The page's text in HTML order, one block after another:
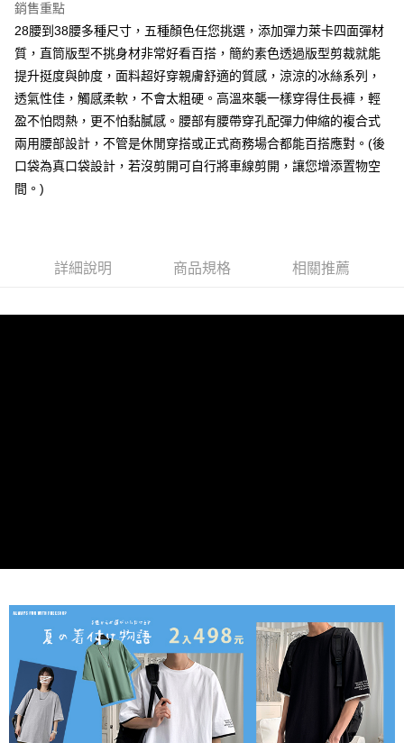
每筆NT$80，滿NT$1,000(含以上)免運費
每筆NT$80，滿NT$1,000(含以上)免運費
宅配
每筆NT$150，滿NT$3,000(含以上)免運費
外島郵寄
每筆NT$150
銷售重點
28腰到38腰多種尺寸，五種顏色任您挑選，添加彈力萊卡四面彈材
質，直筒版型不挑身材非常好看百搭，簡約素色透過版型剪裁就能
提升挺度與帥度，面料超好穿親膚舒適的質感，涼涼的冰絲系列，
透氣性佳，觸感柔軟，不會太粗硬。高溫來襲一樣穿得住長褲，輕
盈不怕悶熱，更不怕黏膩感。腰部有腰帶穿孔配彈力伸縮的複合式
兩用腰部設計，不管是休閒穿搭或正式商務場合都能百搭應對。(後
口袋為真口袋設計，若沒剪開可自行將車線剪開，讓您增添置物空
間。)
詳細說明 商品規格 相關推薦